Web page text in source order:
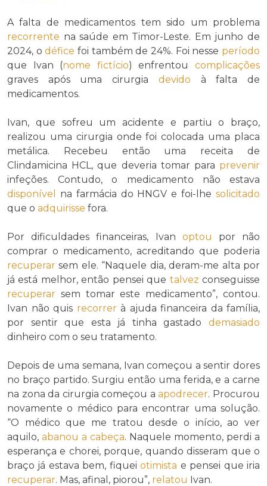
A falta de medicamentos tem sido um problema
recorrente na saúde em Timor-Leste. Em junho de
2024, odéfice foi também de 24%. Foi nesse período
que Ivan (nome fictício) enfrentoucomplicações
graves após uma cirurgia devido à falta de
medicamentos.
Ivan, que sofreu um acidente e partiu o braço,
realizou uma cirurgia onde foi colocada uma placa
metálica. Recebeu então uma receita de
Clindamicina HCL, que deveria tomar para prevenir
infeções. Contudo, o medicamento não estava
disponível
na farmácia do HNGV e foi-lhe solicitado
que o adquirisse fora.
Por dificuldades financeiras, Ivan optou por não
comprar o medicamento, acreditando que poderia
recuperar sem ele. “Naquele dia, deram-me alta por
já está melhor, então pensei que talvez conseguisse
recuperar sem tomar este medicamento”, contou.
Ivan não quis recorrerà ajuda financeira da família,
por sentir que esta já tinha gastado demasiado
dinheiro com o seu tratamento.
Depois de uma semana, Ivan começou a sentir dores
no braço partido. Surgiu então uma ferida, e a carne
na zona da cirurgia começou aapodrecer. Procurou
novamente o médico para encontrar uma solução.
“O médico que me tratou desde o início, ao ver
aquilo, abanou a cabeça. Naquele momento, perdi a
esperança e chorei, porque, quando disseram que o
braço já estava bem, fiqueiotimista e pensei que iria
recuperar. Mas, afinal, piorou”, relatou Ivan.